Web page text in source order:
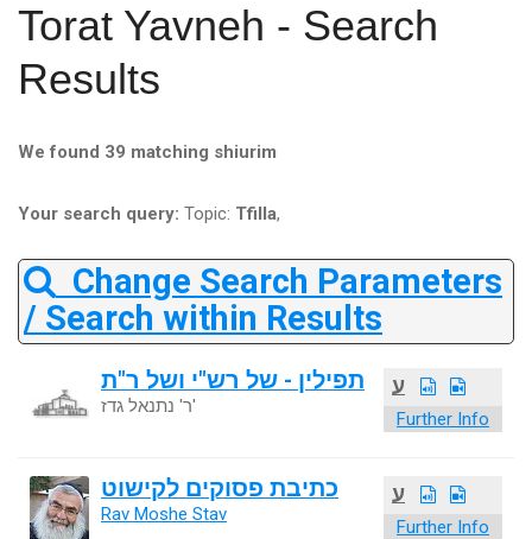
Torat Yavneh - Search
Results
We found 39 matching shiurim
Your search query: Topic: Tfilla,
Change Search Parameters
/ Search within Results
ע
Further Info
תפילין - של רש"י ושל ר"ת
ר' נתנאל גדז'
ע
Further Info
כתיבת פסוקים לקישוט
Rav Moshe Stav